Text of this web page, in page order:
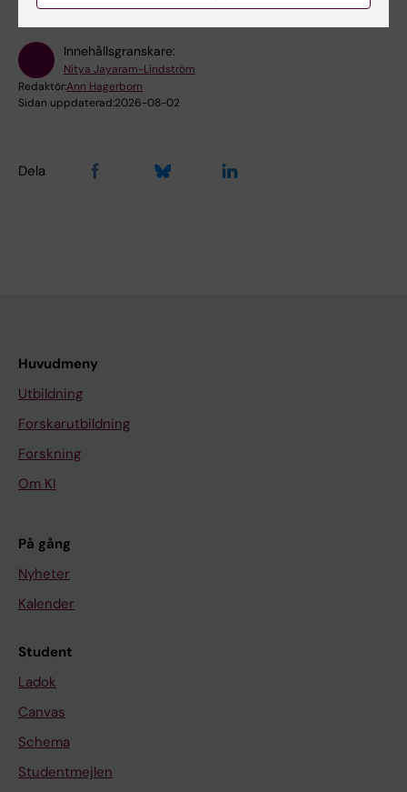
Innehållsgranskare:
Nitya Jayaram-Lindström
Redaktör:Ann Hagerborn
Sidan uppdaterad:2026-08-02
Dela
Huvudmeny
Utbildning
Forskarutbildning
Forskning
Om KI
På gång
Nyheter
Kalender
Student
Ladok
Canvas
Schema
Studentmejlen